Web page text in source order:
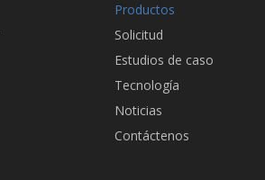
Productos
Solicitud
Estudios de caso
Tecnología
Noticias
Contáctenos